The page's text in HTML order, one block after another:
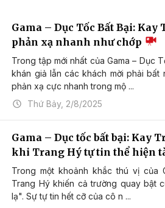
Gama – Dục Tốc Bất Bại: Kay
phản xạ nhanh như chớp
Trong tập mới nhất của Gama – Dục
khán giả lẫn các khách mời phải bất
phản xạ cực nhanh trong mộ ...
Thứ Bảy, 2/8/2025
Gama – Dục tốc bất bại: Kay
khi Trang Hý tự tin thể hiện
Trong một khoảnh khắc thú vị của
Trang Hý khiến cả trường quay bật
lạ". Sự tự tin hết cỡ của cô n ...